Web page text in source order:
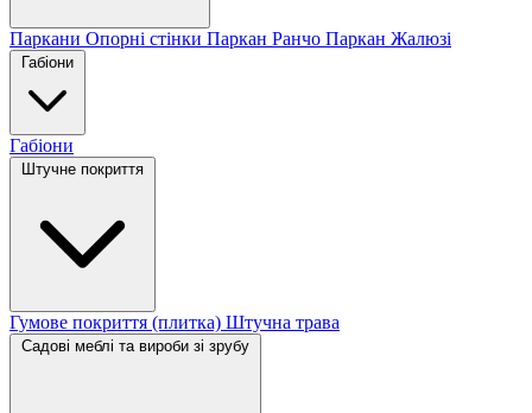
Паркани Опорні стінки Паркан Ранчо Паркан Жалюзі
Габіони
Габіони
Штучне покриття
Гумове покриття (плитка) Штучна трава
Садові меблі та вироби зі зрубу